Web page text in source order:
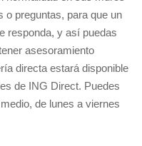
o preguntas, para que un
responda, y así puedas
asesoramiento
directa estará disponible
de ING Direct. Puedes
de lunes a viernes